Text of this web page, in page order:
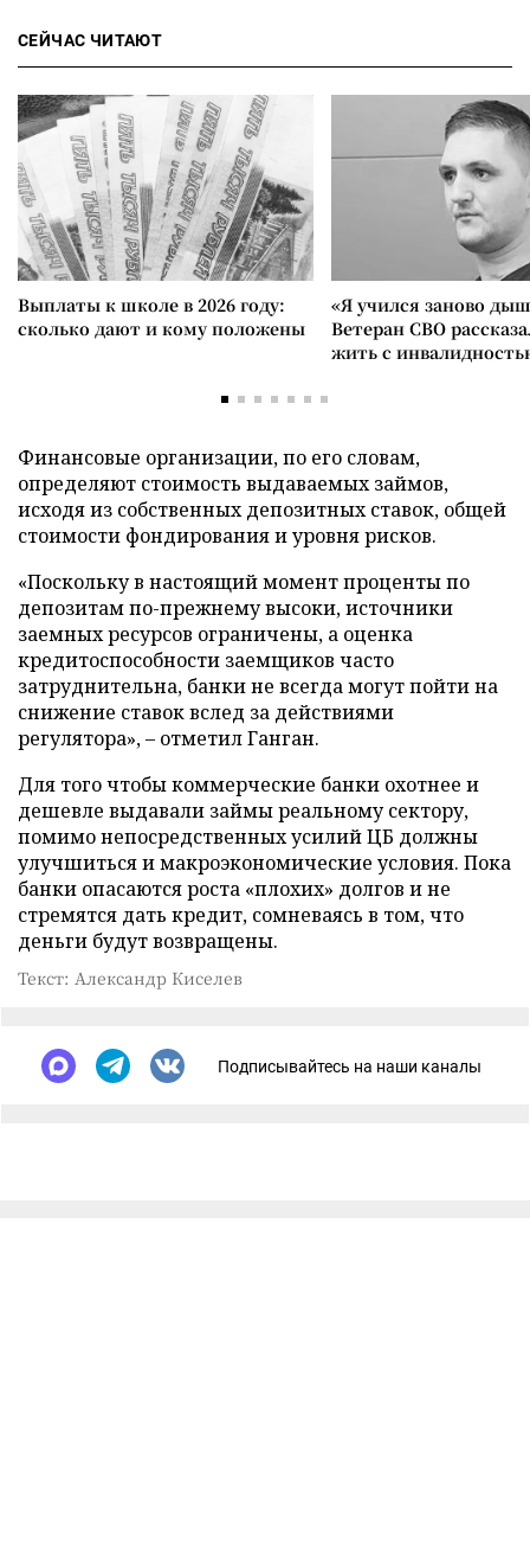
СЕЙЧАС ЧИТАЮТ
Выплаты к школе в 2026 году:
сколько дают и кому положены
«Я учился заново
Ветеран СВО
жить с
Финансовые организации, по его словам,
определяют стоимость выдаваемых займов,
исходя из собственных депозитных ставок, общей
стоимости фондирования и уровня рисков.
«Поскольку в настоящий момент проценты по
депозитам по-прежнему высоки, источники
заемных ресурсов ограничены, а оценка
кредитоспособности заемщиков часто
затруднительна, банки не всегда могут пойти на
снижение ставок вслед за действиями
регулятора», – отметил Ганган.
Для того чтобы коммерческие банки охотнее и
дешевле выдавали займы реальному сектору,
помимо непосредственных усилий ЦБ должны
улучшиться и макроэкономические условия. Пока
банки опасаются роста «плохих» долгов и не
стремятся дать кредит, сомневаясь в том, что
деньги будут возвращены.
Текст: Александр Киселев
Подписывайтесь на наши каналы